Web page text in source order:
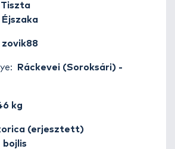
Tiszta
Éjszaka
zovik88
Ráckevei (Soroksári) -
kg
(erjesztett)
bojlis